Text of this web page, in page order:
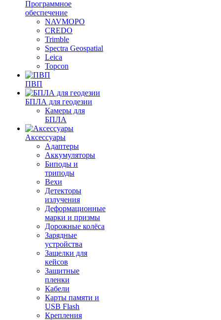
Программное
обеспечение
NAVMOPO
CREDO
Trimble
Spectra Geospatial
Leica
Topcon
ПВП
БПЛА для геодезии
Камеры для
БПЛА
Аксессуары
Адаптеры
Аккумуляторы
Биподы и
триподы
Вехи
Детекторы
излучения
Деформационные
марки и призмы
Дорожные колёса
Зарядные
устройства
Защелки для
кейсов
Защитные
пленки
Кабели
Карты памяти и
USB Flash
Крепления